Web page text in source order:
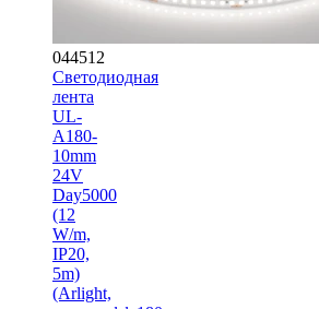
044512
Светодиодная
лента
UL-
A180-
10mm
24V
Day5000
(12
W/m,
IP20,
5m)
(Arlight,